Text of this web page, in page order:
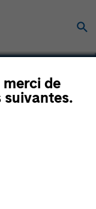
merci de
suivantes.